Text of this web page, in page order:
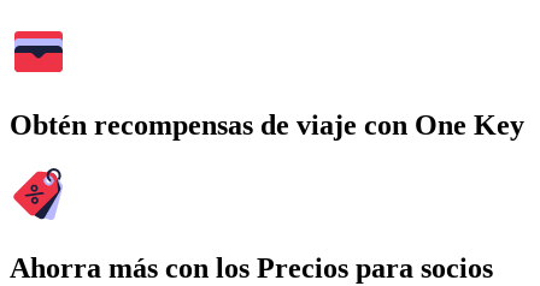
Obtén recompensas de viaje con One Key
Ahorra más con los Precios para socios